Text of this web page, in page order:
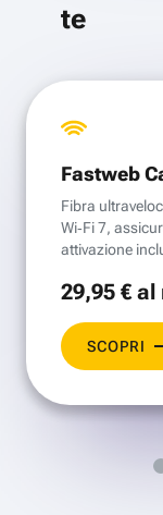
te
Fastweb
Fibra
Wi‑Fi 7,
attivazione
29,95 €al
SCOPRI